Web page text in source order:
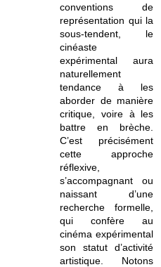
conventions de
représentation qui la
sous-tendent, le
cinéaste
expérimental aura
naturellement
tendance à les
aborder de manière
critique, voire à les
battre en brèche.
C’est précisément
cette approche
réflexive,
s’accompagnant ou
naissant d’une
recherche formelle,
qui confère au
cinéma expérimental
son statut d’activité
artistique. Notons